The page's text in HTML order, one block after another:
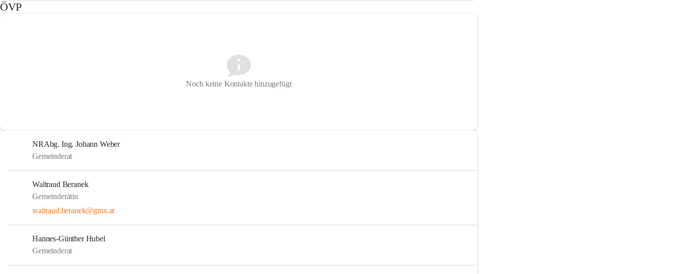
ÖVP
Noch keine Kontakte hinzugefügt
NRAbg. Ing. Johann Weber
Gemeinderat
Waltraud Beranek
Gemeinderätin
waltraud.beranek@gmx.at
Hannes-Günther Hubel
Gemeinderat